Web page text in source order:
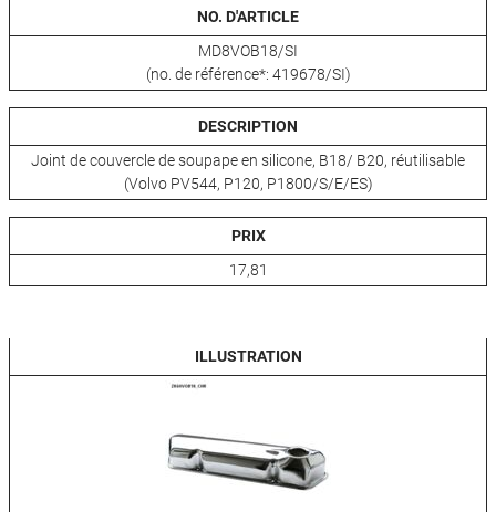
NO. D'ARTICLE
MD8VOB18/SI
(no. de référence*: 419678/SI)
DESCRIPTION
Joint de couvercle de soupape en silicone, B18/ B20, réutilisable
(Volvo PV544, P120, P1800/S/E/ES)
PRIX
17,81
ILLUSTRATION